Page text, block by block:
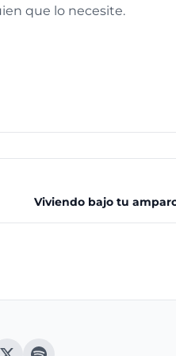
que lo necesite.
Viviendo bajo tu